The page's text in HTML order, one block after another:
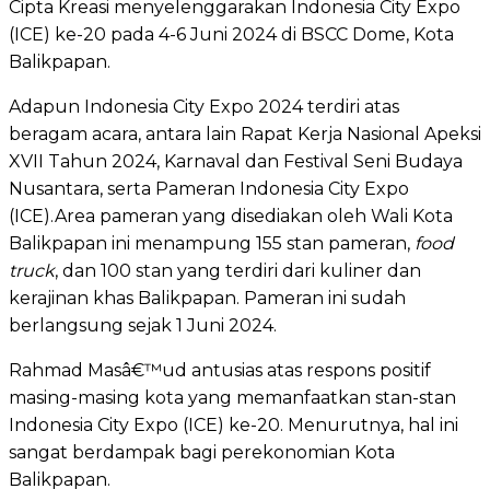
Cipta Kreasi menyelenggarakan Indonesia City Expo
(ICE) ke-20 pada 4-6 Juni 2024 di BSCC Dome, Kota
Balikpapan.
Adapun Indonesia City Expo 2024 terdiri atas
beragam acara, antara lain Rapat Kerja Nasional Apeksi
XVII Tahun 2024, Karnaval dan Festival Seni Budaya
Nusantara, serta Pameran Indonesia City Expo
(ICE).Area pameran yang disediakan oleh Wali Kota
Balikpapan ini menampung 155 stan pameran, food
truck, dan 100 stan yang terdiri dari kuliner dan
kerajinan khas Balikpapan. Pameran ini sudah
berlangsung sejak 1 Juni 2024.
Rahmad Masâ€™ud antusias atas respons positif
masing-masing kota yang memanfaatkan stan-stan
Indonesia City Expo (ICE) ke-20. Menurutnya, hal ini
sangat berdampak bagi perekonomian Kota
Balikpapan.